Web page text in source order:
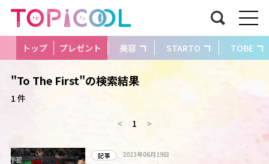
トップ プレゼント 美容 STARTO TOBE
"To The First"の検索結果
1 件
< 1 >
記事 2023年06月19日